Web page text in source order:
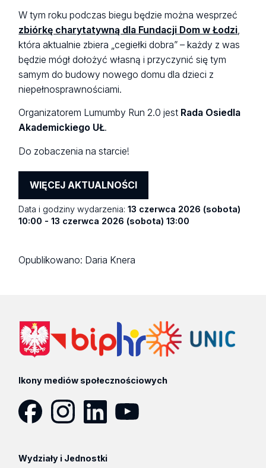
W tym roku podczas biegu będzie można wesprzeć
zbiórkę charytatywną dla Fundacji Dom w Łodzi,
która aktualnie zbiera „cegiełki dobra” – każdy z was
będzie mógł dołożyć własną i przyczynić się tym
samym do budowy nowego domu dla dzieci z
niepełnosprawnościami.
Organizatorem Lumumby Run 2.0 jest Rada Osiedla
Akademickiego UŁ.
Do zobaczenia na starcie!
WIĘCEJ AKTUALNOŚCI
Data i godziny wydarzenia:13 czerwca 2026 (sobota)
10:00 - 13 czerwca 2026 (sobota) 13:00
Opublikowano: Daria Knera
Ikony mediów społecznościowych
Wydziały i Jednostki